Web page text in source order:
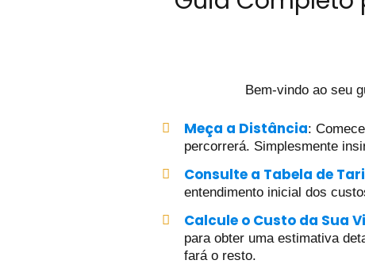
Bem-vindo ao seu
Meça a Distância:
percorrerá. Simplesmente
Consulte a Tabela de
entendimento inicial dos
Calcule o Custo da Sua
para obter uma estimativa
fará o resto.